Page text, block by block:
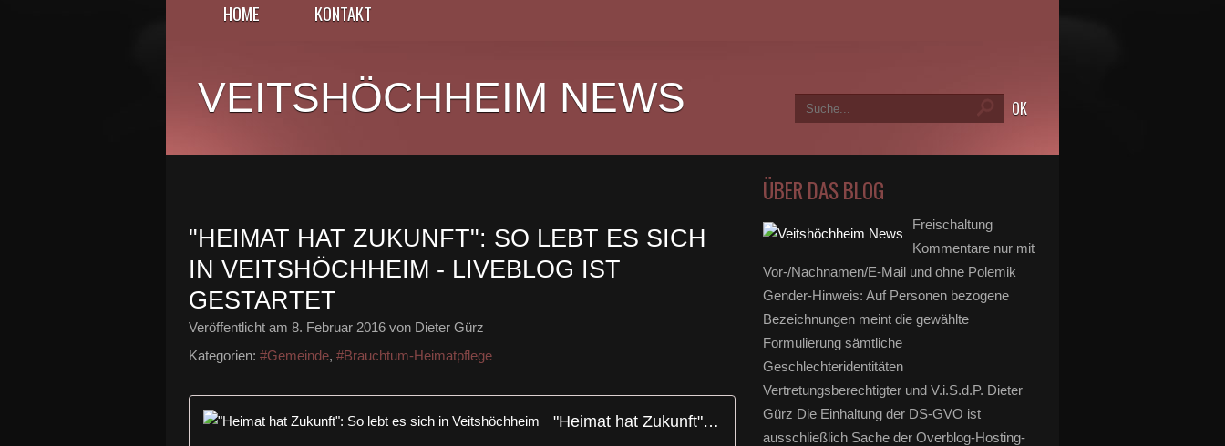
HOME KONTAKT
VEITSHÖCHHEIM NEWS
"HEIMAT HAT ZUKUNFT": SO LEBT ES SICH
IN VEITSHÖCHHEIM - LIVEBLOG IST
GESTARTET
Veröffentlicht am 8. Februar 2016 von Dieter Gürz
Kategorien: #Gemeinde, #Brauchtum-Heimatpflege
"Heimat hat Zukunft": So lebt es sich in Veitshöchheim
ÜBER DAS BLOG
Freischaltung
Kommentare nur mit
Vor-/Nachnamen/E-Mail und ohne Polemik
Gender-Hinweis: Auf Personen bezogene
Bezeichnungen meint die gewählte
Formulierung sämtliche
Geschlechteridentitäten
Vertretungsberechtigter und V.i.S.d.P. Dieter
Gürz Die Einhaltung der DS-GVO ist
ausschließlich Sache der Overblog-Hosting-